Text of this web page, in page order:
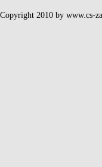
Copyright 2010 by www.cs-